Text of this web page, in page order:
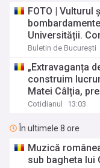
FOTO |
Universității.
Buletin de București
„Extravaganța
construim
Matei Câlția,
Cotidianul 13:03
În ultimele 8 ore
Muzică
sub bagheta lui